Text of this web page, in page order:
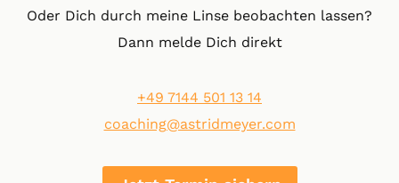
Oder Dich durch meine Linse beobachten lassen?
Dann melde Dich direkt
+49 7144 501 13 14
coaching@astridmeyer.com